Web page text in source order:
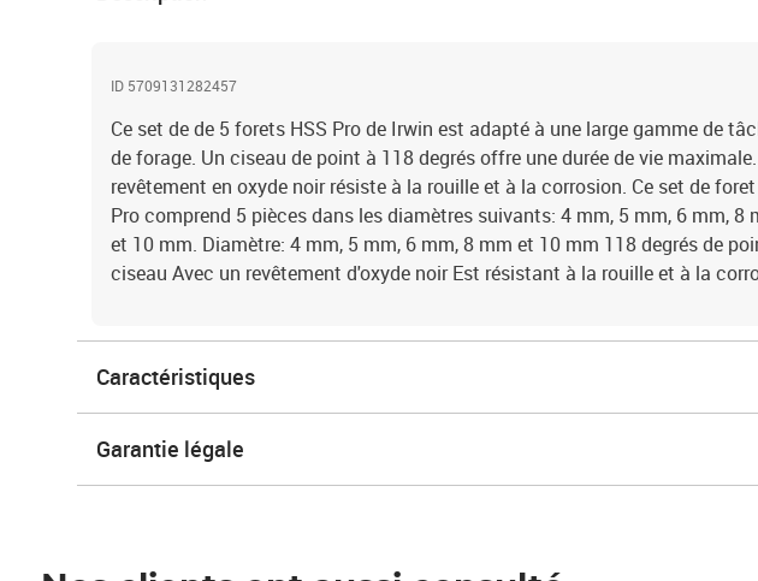
ID 5709131282457
Ce set de de 5 forets HSS Pro de Irwin est adapté à une large gamme de
de forage. Un ciseau de point à 118 degrés offre une durée de vie
revêtement en oxyde noir résiste à la rouille et à la corrosion. Ce set de foret
Pro comprend 5 pièces dans les diamètres suivants: 4 mm, 5 mm, 6 mm, 8
et 10 mm. Diamètre: 4 mm, 5 mm, 6 mm, 8 mm et 10 mm 118 degrés de
ciseau Avec un revêtement d'oxyde noir Est résistant à la rouille et à la
Caractéristiques
Garantie légale